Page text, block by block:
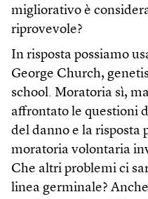
migliorativo è
riprovevole?
In risposta possiamo
George Church,
school. Moratoria sì,
affrontato le questioni
del danno e la risposta
moratoria volontaria
Che altri problemi ci
linea germinale?